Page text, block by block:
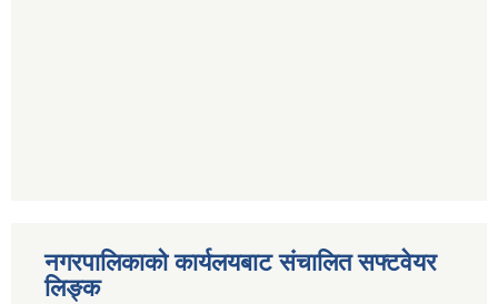
नगरपालिकाको कार्यलयबाट संचालित सफ्टवेयर
लिङ्क